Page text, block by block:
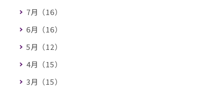
7月（16）
6月（16）
5月（12）
4月（15）
3月（15）